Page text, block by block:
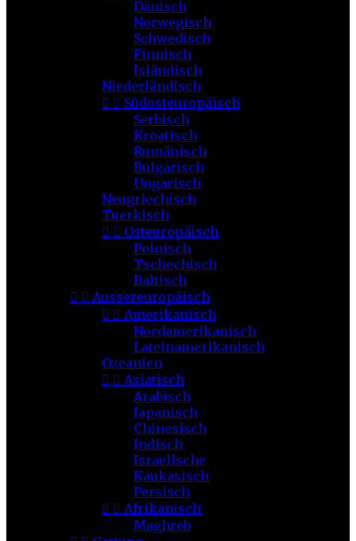
Dänisch
Norwegisch
Schwedisch
Finnisch
Isländisch
Niederländisch
  Südosteuropäisch
Serbisch
Kroatisch
Rumänisch
Bulgarisch
Ungarisch
Neugriechisch
Tuerkisch
  Osteuropäisch
Polnisch
Tschechisch
Baltisch
  Aussereuropäisch
  Amerikanisch
Nordamerikanisch
Lateinamerikanisch
Ozeanien
  Asiatisch
Arabisch
Japanisch
Chinesisch
Indisch
Israelische
Kaukasisch
Persisch
  Afrikanisch
Maghreb